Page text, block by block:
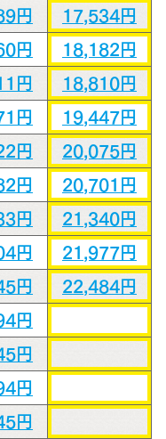
円 17,534円
円 18,182円
円 18,810円
円 19,447円
円 20,075円
円 20,701円
円 21,340円
円 21,977円
円 22,484円
円
円
円
円